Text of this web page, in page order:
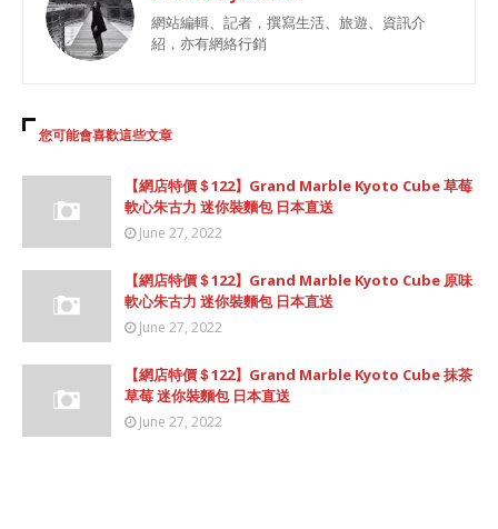
網站編輯、記者，撰寫生活、旅遊、資訊介
紹，亦有網絡行銷
您可能會喜歡這些文章
【網店特價＄122】Grand Marble Kyoto Cube 草莓
軟心朱古力 迷你裝麵包 日本直送
June 27, 2022
【網店特價＄122】Grand Marble Kyoto Cube 原味
軟心朱古力 迷你裝麵包 日本直送
June 27, 2022
【網店特價＄122】Grand Marble Kyoto Cube 抹茶
草莓 迷你裝麵包 日本直送
June 27, 2022